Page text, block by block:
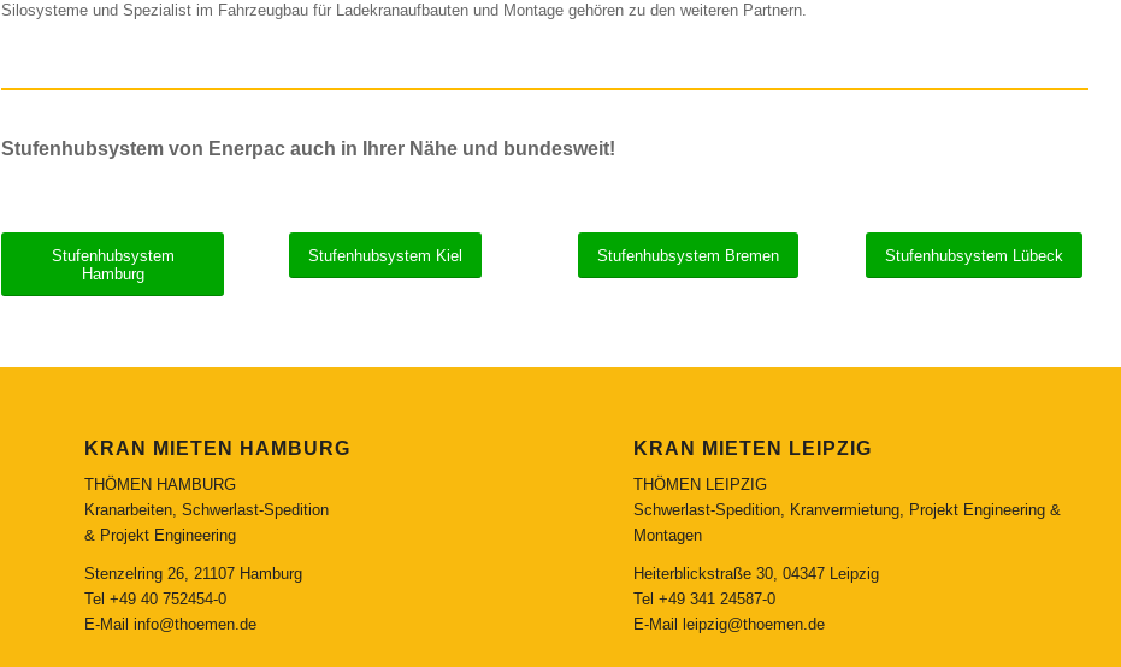
Silosysteme und Spezialist im Fahrzeugbau für Ladekranaufbauten und Montage gehören zu den weiteren Partnern.
Stufenhubsystem von Enerpac auch in Ihrer Nähe und bundesweit!
Stufenhubsystem
Hamburg
Stufenhubsystem Kiel Stufenhubsystem Bremen Stufenhubsystem Lübeck
KRAN MIETEN HAMBURG
THÖMEN HAMBURG
Kranarbeiten, Schwerlast-Spedition
& Projekt Engineering
Stenzelring 26, 21107 Hamburg
Tel +49 40 752454-0
E-Mail info@thoemen.de
KRAN MIETEN LEIPZIG
THÖMEN LEIPZIG
Schwerlast-Spedition, Kranvermietung, Projekt Engineering &
Montagen
Heiterblickstraße 30, 04347 Leipzig
Tel +49 341 24587-0
E-Mail
leipzig@thoemen.de